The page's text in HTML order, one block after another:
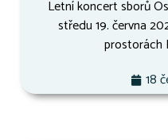
Letní koncert sborů
středu 19. června
prostorách
18